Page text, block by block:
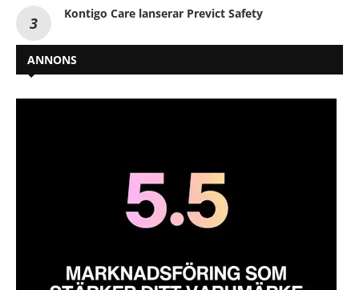
Kontigo Care lanserar Previct Safety
ANNONS